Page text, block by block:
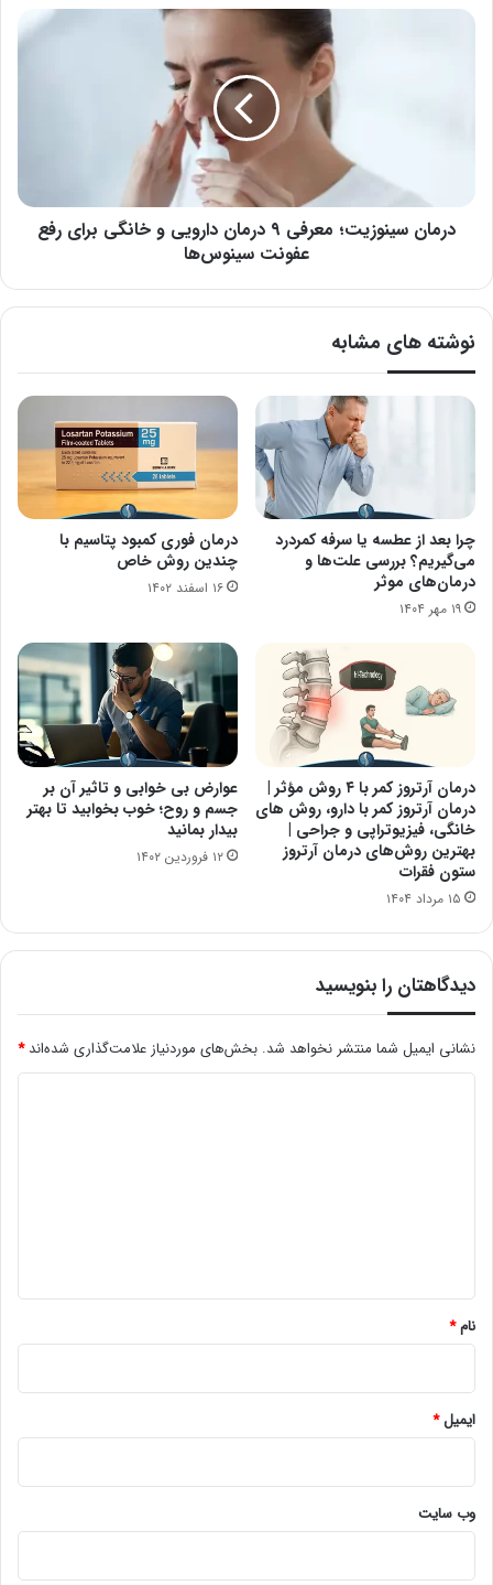
درمان
درمان سینوزیت؛ معرفی ۹ درمان دارویی و خانگی برای رفع
عفونت سینوس‌ها
نوشته های مشابه
چرا بعد از عطسه یا سرفه کمردرد
می‌گیریم؟ بررسی علت‌ها و
درمان‌های موثر
۱۹ مهر ۱۴۰۴
درمان فوری کمبود پتاسیم با
چندین روش خاص
۱۶ اسفند ۱۴۰۲
درمان آرتروز کمر با ۴ روش مؤثر |
درمان آرتروز کمر با دارو، روش های
خانگی، فیزیوتراپی و جراحی |
بهترین روش‌های درمان آرتروز
ستون فقرات
۱۵ مرداد ۱۴۰۴
عوارض بی خوابی و تاثیر آن بر
جسم و روح؛ خوب بخوابید تا بهتر
بیدار بمانید
۱۲ فروردین ۱۴۰۲
دیدگاهتان را بنویسید
نشانی ایمیل شما منتشر نخواهد شد. بخش‌های موردنیاز علامت‌گذاری شده‌اند*
نام*
ایمیل*
وب‌ سایت